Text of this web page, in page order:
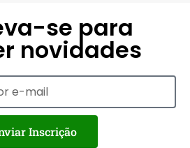
se para
novidades
Inscrição